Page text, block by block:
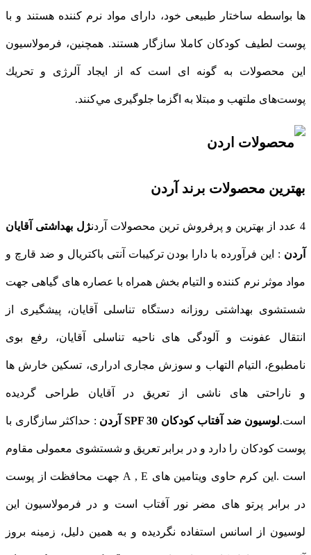
ها بواسطه ساختار طبیعی خود، دارای مواد نرم کننده هستند و با
پوست لطیف کودکان کاملا سازگار هستند. همچنین، فرمولاسیون
این محصولات به گونه ای است که از ايجاد آلرژی و تحريك
پوست‌های ملتهب و مبتلا به اگزما جلوگيری مي‌کنند.
بهترین محصولات برند آردن
4 عدد از بهترین و پرفروش ترین محصولات آردن ژل بهداشتی آقایان
آردن : این فرآورده با دارا بودن ترکیبات آنتی باکتریال و ضد قارچ و
مواد موثر نرم کننده و التیام بخش همراه با عصاره های گیاهی جهت
شستشوی بهداشتی روزانه دستگاه تناسلی آقایان، پیشگیری از
انتقال عفونت و آلودگی های ناحیه تناسلی آقایان، رفع بوی
نامطبوع، التیام التهاب و سوزش مجاری ادراری، تسکین خارش ها
و ناراحتی های ناشی از تعریق در آقایان طراحی گردیده
است.لوسیون ضد آفتاب کودکان SPF 30 آردن : حداکثر سازگاری با
پوست کودکان را دارد و در برابر تعریق و شستشوی معمولی مقاوم
است .این کرم حاوی ویتامین های A , E جهت محافظت از پوست
در برابر پرتو های مضر نور آفتاب است و در فرمولاسیون این
لوسیون از اسانس استفاده نگردیده و به همین دلیل، زمینه بروز